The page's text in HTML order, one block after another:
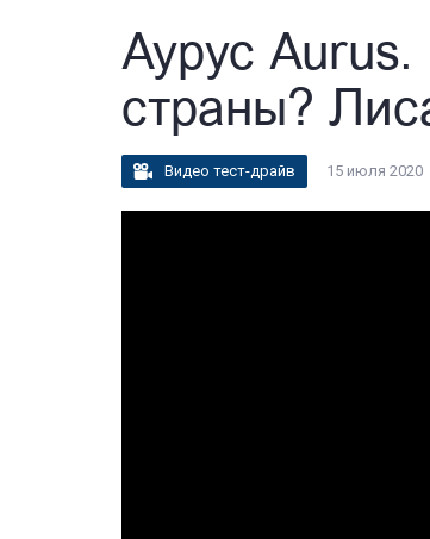
Аурус Aurus.
страны?
Видео тест-драйв 15 июля 2020